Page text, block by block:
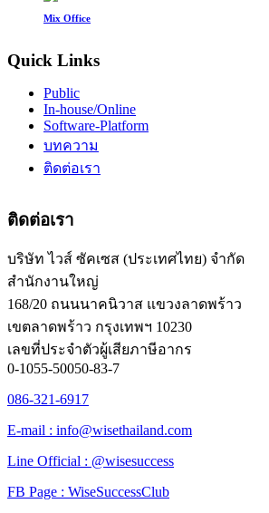
Mix Office
Quick Links
Public
In-house/Online
Software-Platform
บทความ
ติดต่อเรา
ติดต่อเรา
บริษัท ไวส์ ซัคเซส (ประเทศไทย) จำกัด
สำนักงานใหญ่
168/20 ถนนนาคนิวาส แขวงลาดพร้าว
เขตลาดพร้าว กรุงเทพฯ 10230
เลขที่ประจำตัวผู้เสียภาษีอากร
0-1055-50050-83-7
086-321-6917
E-mail : info@wisethailand.com
Line Official : @wisesuccess
FB Page : WiseSuccessClub